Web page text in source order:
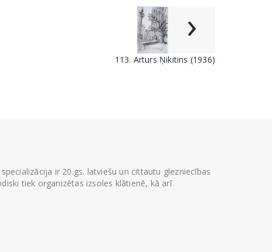
›
113. Arturs Ņikitins (1936)
ir 20.gs. latviešu un cittautu glezniecības
tiek organizētas izsoles klātienē, kā arī